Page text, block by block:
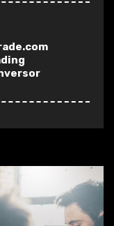
– Es
O Una
Fiable?